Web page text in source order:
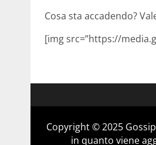
Cosa sta accadendo?
[img src=”https://
Copyright © 2025
in quanto viene